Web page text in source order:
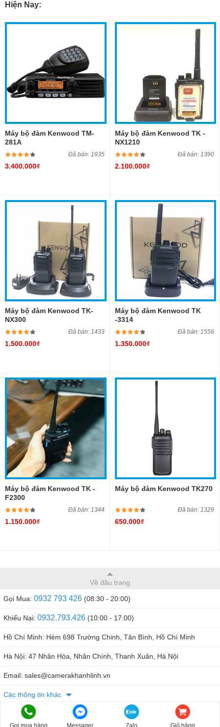
Hiện Nay:
Máy bộ đàm Kenwood TM-
281A
Đã bán: 1935
3.400.000₫
Máy bộ đàm Kenwood TK -
NX1210
Đã bán: 1390
2.100.000₫
Máy bộ đàm Kenwood TK-
NX300
Đã bán: 1433
1.500.000₫
Máy bộ đàm Kenwood TK
-3314
Đã bán: 1556
1.350.000₫
Máy bộ đàm Kenwood TK -
F2300
Đã bán: 1344
1.150.000₫
Máy bộ đàm Kenwood TK270
Đã bán: 1329
650.000₫
Về đầu trang
Gọi Mua: 0932 793 426 (08:30 - 20:00)
Khiếu Nại: 0932.793.426 (10:00 - 17:00)
Hồ Chí Minh: Hẻm 698 Trường Chinh, Tân Bình, Hồ Chí Minh
Hà Nội: 47 Nhân Hòa, Nhân Chính, Thanh Xuân, Hà Nội
Email: sales@camerakhanhlinh.vn
Các thông tin khác
Gọi mua hàng Messager Zalo Giỏ hàng